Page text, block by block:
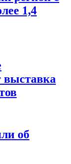
1,4
выставка
об